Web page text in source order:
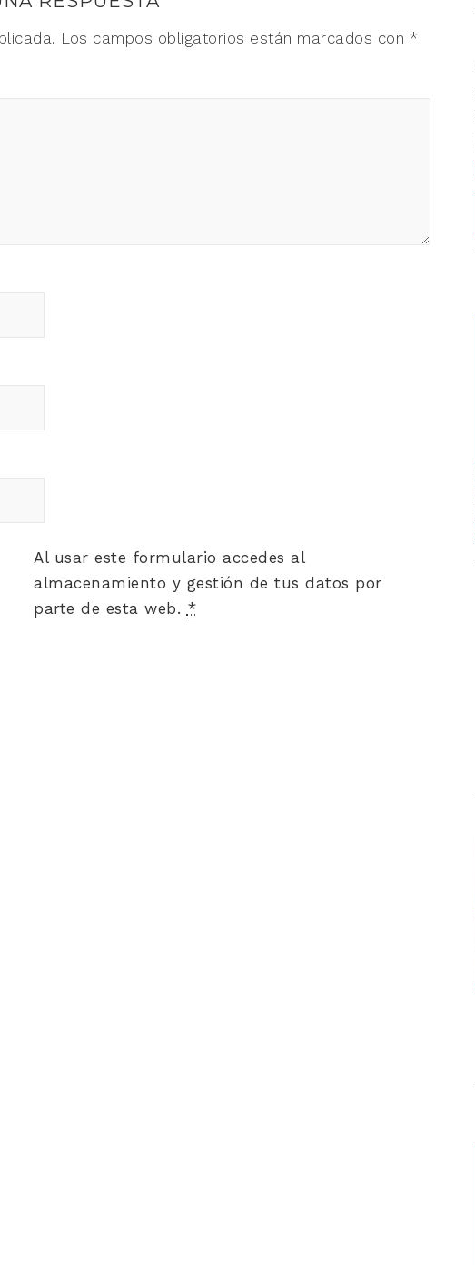
Los campos obligatorios están marcados con *
Al usar este formulario accedes al
almacenamiento y gestión de tus datos por
parte de esta web. *